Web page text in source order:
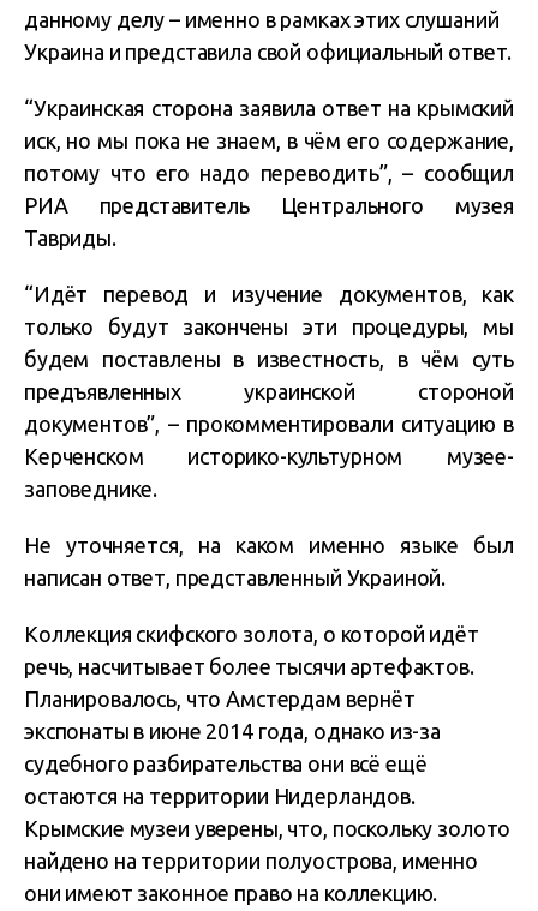
данному делу – именно в рамках этих слушаний
Украина и представила свой официальный ответ.
“Украинская сторона заявила ответ на крымский
иск, но мы пока не знаем, в чём его содержание,
потому что его надо переводить”, – сообщил
РИА представитель Центрального музея
Тавриды.
“Идёт перевод и изучение документов, как
только будут закончены эти процедуры, мы
будем поставлены в известность, в чём суть
предъявленных украинской стороной
документов”, – прокомментировали ситуацию в
Керченском историко-культурном музее-
заповеднике.
Не уточняется, на каком именно языке был
написан ответ, представленный Украиной.
Коллекция скифского золота, о которой идёт
речь, насчитывает более тысячи артефактов.
Планировалось, что Амстердам вернёт
экспонаты в июне 2014 года, однако из-за
судебного разбирательства они всё ещё
остаются на территории Нидерландов.
Крымские музеи уверены, что, поскольку золото
найдено на территории полуострова, именно
они имеют законное право на коллекцию.